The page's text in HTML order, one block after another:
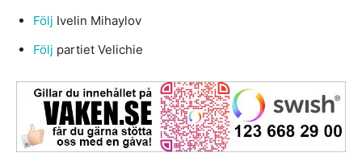
Följ Ivelin Mihaylov
Följ partiet Velichie